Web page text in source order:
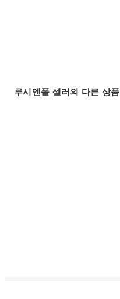
루시엔폴 셀러의 다른 상품